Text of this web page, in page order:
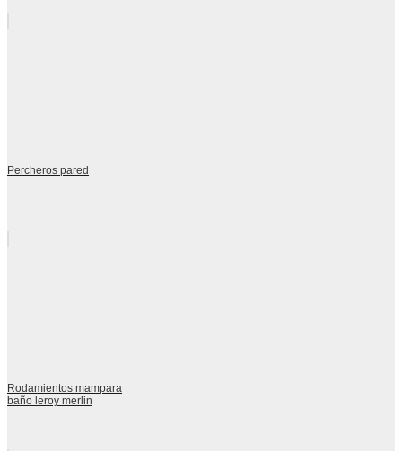
Percheros pared
Rodamientos mampara
baño leroy merlin